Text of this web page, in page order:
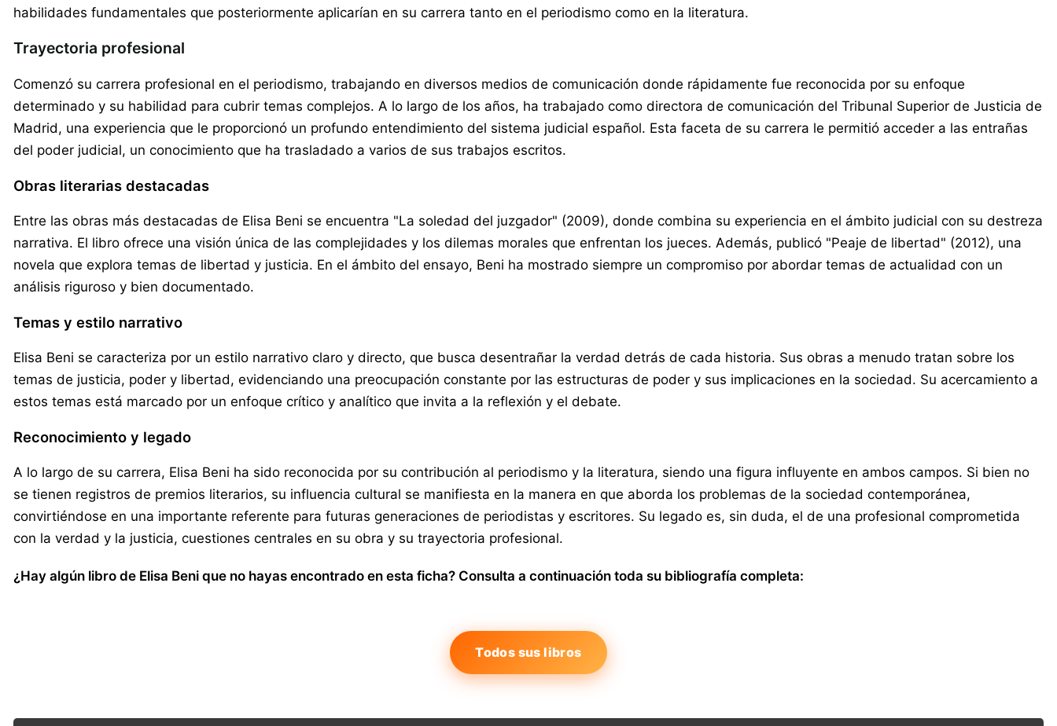
habilidades fundamentales que posteriormente aplicarían en su carrera tanto en el periodismo como en la literatura.
Trayectoria profesional
Comenzó su carrera profesional en el periodismo, trabajando en diversos medios de comunicación donde rápidamente fue reconocida por su enfoque
determinado y su habilidad para cubrir temas complejos. A lo largo de los años, ha trabajado como directora de comunicación del Tribunal Superior de Justicia de
Madrid, una experiencia que le proporcionó un profundo entendimiento del sistema judicial español. Esta faceta de su carrera le permitió acceder a las entrañas
del poder judicial, un conocimiento que ha trasladado a varios de sus trabajos escritos.
Obras literarias destacadas
Entre las obras más destacadas de Elisa Beni se encuentra "La soledad del juzgador" (2009), donde combina su experiencia en el ámbito judicial con su destreza
narrativa. El libro ofrece una visión única de las complejidades y los dilemas morales que enfrentan los jueces. Además, publicó "Peaje de libertad" (2012), una
novela que explora temas de libertad y justicia. En el ámbito del ensayo, Beni ha mostrado siempre un compromiso por abordar temas de actualidad con un
análisis riguroso y bien documentado.
Temas y estilo narrativo
Elisa Beni se caracteriza por un estilo narrativo claro y directo, que busca desentrañar la verdad detrás de cada historia. Sus obras a menudo tratan sobre los
temas de justicia, poder y libertad, evidenciando una preocupación constante por las estructuras de poder y sus implicaciones en la sociedad. Su acercamiento a
estos temas está marcado por un enfoque crítico y analítico que invita a la reflexión y el debate.
Reconocimiento y legado
A lo largo de su carrera, Elisa Beni ha sido reconocida por su contribución al periodismo y la literatura, siendo una figura influyente en ambos campos. Si bien no
se tienen registros de premios literarios, su influencia cultural se manifiesta en la manera en que aborda los problemas de la sociedad contemporánea,
convirtiéndose en una importante referente para futuras generaciones de periodistas y escritores. Su legado es, sin duda, el de una profesional comprometida
con la verdad y la justicia, cuestiones centrales en su obra y su trayectoria profesional.
¿Hay algún libro de Elisa Beni que no hayas encontrado en esta ficha? Consulta a continuación toda su bibliografía completa:
Todos sus libros